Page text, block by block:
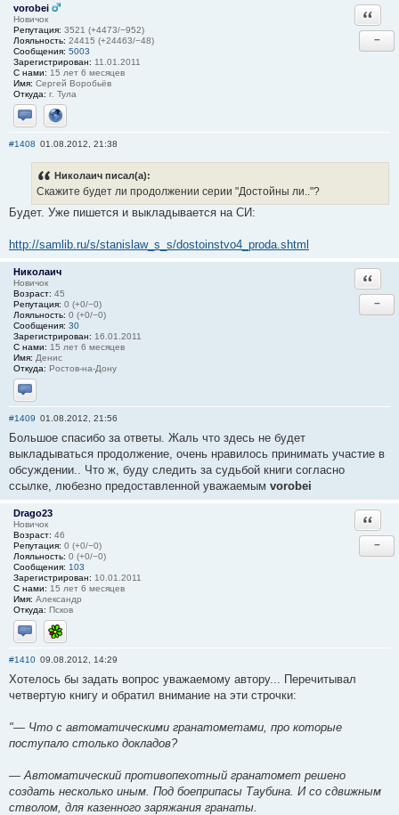
vorobei
Новичок
Репутация: 3521 (+4473/−952)
Лояльность: 24415 (+24463/−48)
Сообщения: 5003
Зарегистрирован: 11.01.2011
С нами: 15 лет 6 месяцев
Имя: Сергей Воробьёв
Откуда: г. Тула
Отправить личное сообщение
Сайт
−
#1408 01.08.2012, 21:38
Николаич писал(а):
Скажите будет ли продолжении серии "Достойны ли.."?
Будет. Уже пишется и выкладывается на СИ:
http://samlib.ru/s/stanislaw_s_s/dostoinstvo4_proda.shtml
Николаич
Новичок
Возраст: 45
Репутация: 0 (+0/−0)
Лояльность: 0 (+0/−0)
Сообщения: 30
Зарегистрирован: 16.01.2011
С нами: 15 лет 6 месяцев
Имя: Денис
Откуда: Ростов-на-Дону
Отправить личное сообщение
−
#1409 01.08.2012, 21:56
Большое спасибо за ответы. Жаль что здесь не будет
выкладываться продолжение, очень нравилось принимать участие в
обсуждении.. Что ж, буду следить за судьбой книги согласно
ссылке, любезно предоставленной уважаемым vorobei
Drago23
Новичок
Возраст: 46
Репутация: 0 (+0/−0)
Лояльность: 0 (+0/−0)
Сообщения: 103
Зарегистрирован: 10.01.2011
С нами: 15 лет 6 месяцев
Имя: Александр
Откуда: Псков
Отправить личное сообщение
ICQ
−
#1410 09.08.2012, 14:29
Хотелось бы задать вопрос уважаемому автору... Перечитывал
четвертую книгу и обратил внимание на эти строчки:
"— Что с автоматическими гранатометами, про которые
поступало столько докладов?
— Автоматический противопехотный гранатомет решено
создать несколько иным. Под боеприпасы Таубина. И со сдвижным
стволом, для казенного заряжания гранаты.